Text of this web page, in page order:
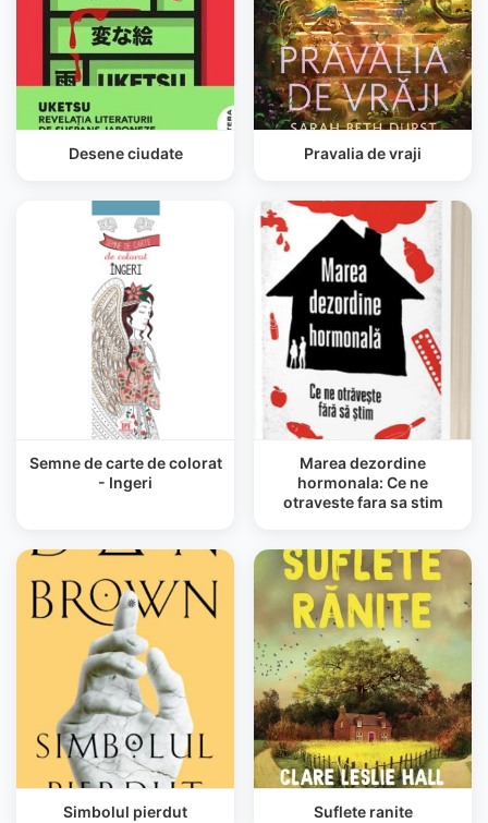
Desene ciudate Pravalia de vraji
Semne de carte de colorat
- Ingeri
Marea dezordine
hormonala: Ce ne
otraveste fara sa stim
Simbolul pierdut Suflete ranite